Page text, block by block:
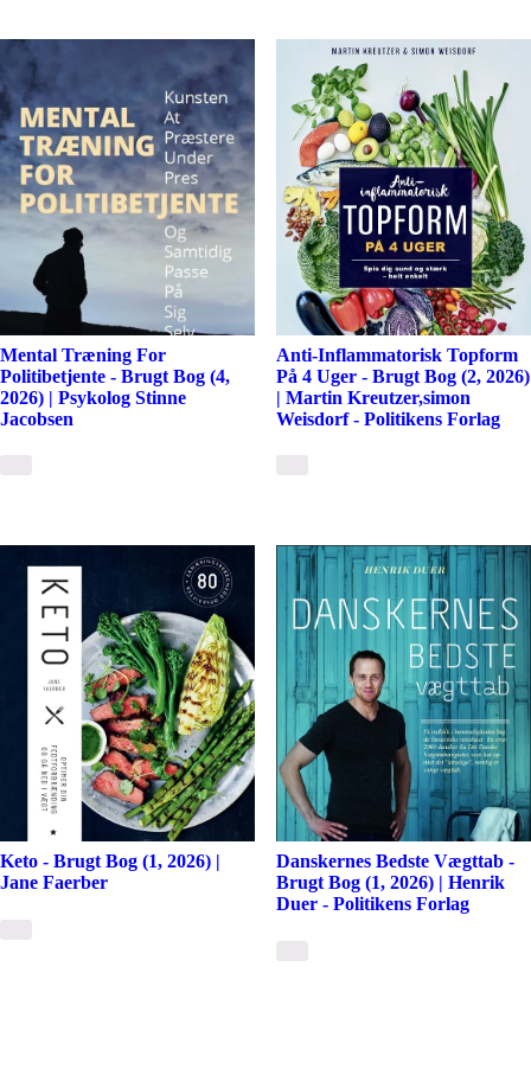
Mental Træning For
Politibetjente - Brugt Bog (4,
2026) | Psykolog Stinne
Jacobsen
Anti-Inflammatorisk Topform
På 4 Uger - Brugt Bog (2, 2026)
| Martin Kreutzer,simon
Weisdorf - Politikens Forlag
Keto - Brugt Bog (1, 2026) |
Jane Faerber
Danskernes Bedste Vægttab -
Brugt Bog (1, 2026) | Henrik
Duer - Politikens Forlag